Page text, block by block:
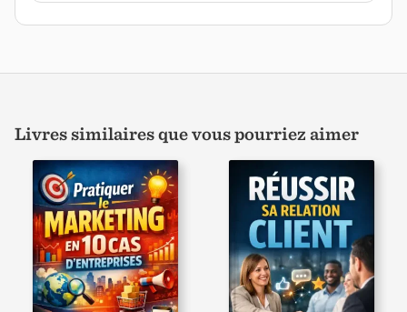
Livres similaires que vous pourriez aimer